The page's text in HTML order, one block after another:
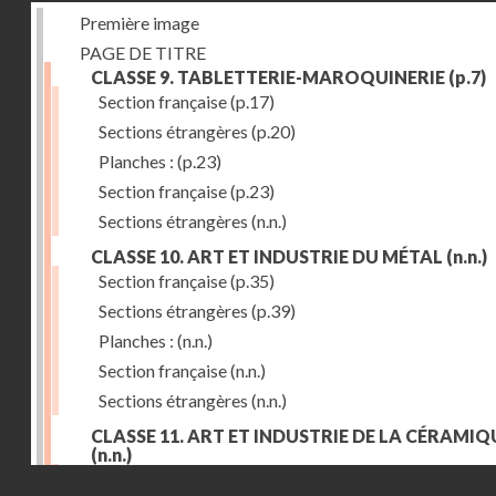
Première image
PAGE DE TITRE
CLASSE 9. TABLETTERIE-MAROQUINERIE (p.7)
Section française(p.17)
Sections étrangères (p.20)
Planches : (p.23)
Section française(p.23)
Sections étrangères (n.n.)
CLASSE 10. ART ET INDUSTRIE DU MÉTAL (n.n.)
Section française(p.35)
Sections étrangères (p.39)
Planches : (n.n.)
Section française(n.n.)
Sections étrangères (n.n.)
CLASSE 11. ART ET INDUSTRIE DE LA
(n.n.)